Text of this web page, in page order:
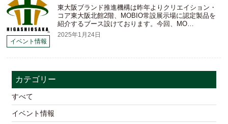
イベント情報
東大阪ブランド推進機構は昨年よりクリエイション・
コア東大阪北館2階、MOBIO常設展示場に認定製品を
紹介するブース設けております。今回、MO…
2025年1月24日
カテゴリー
すべて
イベント情報